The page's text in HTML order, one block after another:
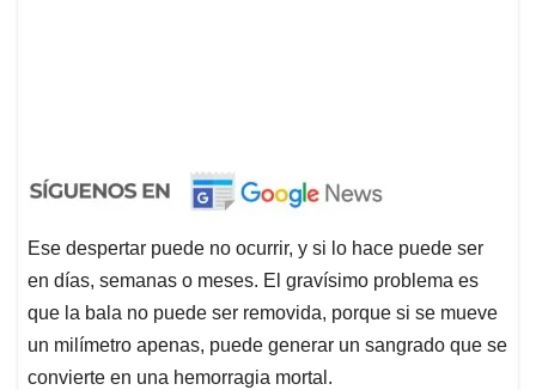
Ese despertar puede no ocurrir, y si lo hace puede ser
en días, semanas o meses. El gravísimo problema es
que la bala no puede ser removida, porque si se mueve
un milímetro apenas, puede generar un sangrado que se
convierte en una hemorragia mortal.